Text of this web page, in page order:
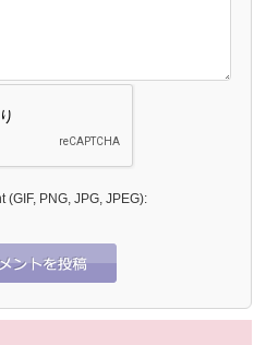
PNG, JPG, JPEG):